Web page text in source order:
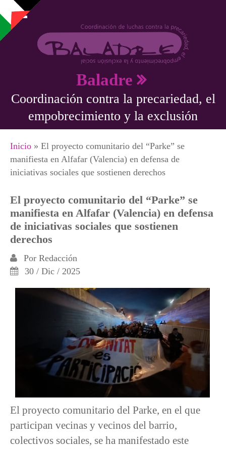
Pasar al contenido principal
Baladre
Coordinación contra la precariedad, el
empobrecimiento y la exclusión
Se encuentra usted aquí
Inicio » El proyecto comunitario del “Parke” se
manifiesta en Alfafar (Valencia) en defensa de
iniciativas sociales que sostienen derechos
El proyecto comunitario del “Parke” se
manifiesta en Alfafar (Valencia) en defensa
de iniciativas sociales que sostienen
derechos
Por Redacción
30 / Dic / 2025
El proyecto comunitario del Parke, en el que
participan vecinas y vecinos del barrio,
colectivos sociales, se ha manifestado este